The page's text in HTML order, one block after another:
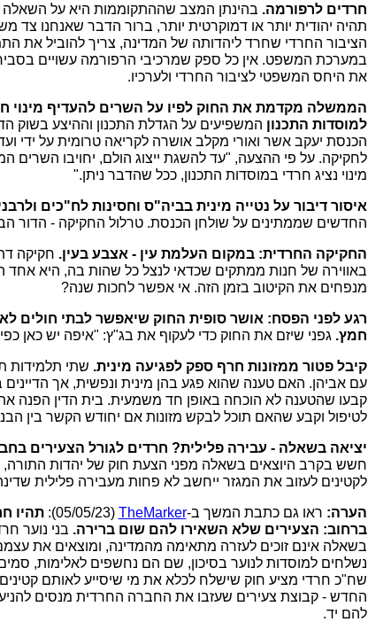
חרדים לרפורמה. בהינתן המצב שההתקוממות היא על
תהיה יהודית יותר או דמוקרטית יותר, ברור הדבר שאנחנו צד
הציבור החרדי שחרד ליהדותה של המדינה, צריך להוביל את
במערכת המשפט. אין כל ספק שמרכיבי הרפורמה עשויים
את היחס המשפטי לציבור החרדי ולערכיו.
הממשלה מקדמת את החוק לפיו על השרים להעדיף מינוי
למוסדות התכנון המשפיעים על הגדלת התכנון וההיצע בשוק
הכנסת יעקב אשר ואורי מקלב אושרה לקריאה טרומית על ידי
לחקיקה. על פי ההצעה, "עד להשגת ייצוג הולם, יחויבו השרים
מינוי נציג חרדי במוסדות התכנון, ככל שהדבר ניתן."
איסור דיבור על נטייה מינית בביה"ס וחסינות לח"כים
החדשים שממתינים על שולחן הכנסת. טרלול החקיקה - הדור
החקיקה החרדית: במקום העלמת עין - אצבע בעין. חקיקה
באווירה של חנות ממתקים שכדאי לנצל כל שהות בה, היא אחד
מנפחים את הקיטוב בזמן הזה. אי אפשר לחכות שנה?
רגע לפני הפסח: אושר סופית החוק שיאפשר לבתי חולים
חמץ. גפני שיזם את החוק כדי לעקוף את בג"ץ: "איפה יש כאן
קיבל פטור ממזונות חרף ספק לפגיעה מינית. שתי תלמידות
עם אביהן. האם טענה שהוא פגע בהן מינית ונפשית, אך הדיינים
קבעו שהטענה לא הוכחה באופן חד משמעית. בית הדין הפנה
לטיפול וקבע שהאם תוכל לבקש מזונות אם יחודש הקשר בין
יציאה בשאלה - עבירה פלילית? חרדים לגורל הצעירים
חשש בקרב היוצאים בשאלה מפני הצעת חוק של יהדות התורה,
לקטינים לעזוב את המגזר ייחשב לא פחות מעבירה פלילית
הערה: ראו גם כתבת המשך ב-TheMarker
(05/05/23):
תהיו
ברחוב: הצעירים שלא השאירו להם שום ברירה. בני נוער
בשאלה אינם זוכים לעזרה מתאימה מהמדינה, ומוצאים את
נשלחים למוסדות לנוער בסיכון, שם הם נחשפים לאלימות, סמים
שח"כ חרדי מציע חוק שישלח לכלא את מי שיסייע לאותם
החדש - קבוצת צעירים שעזבו את החברה החרדית מנסים להניע
להם יד.